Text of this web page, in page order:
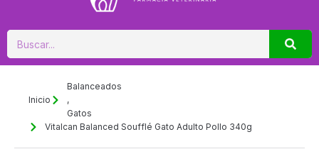
Buscar
Inicio
Balanceados
,
Gatos
Vitalcan Balanced Soufflé Gato Adulto Pollo 340g